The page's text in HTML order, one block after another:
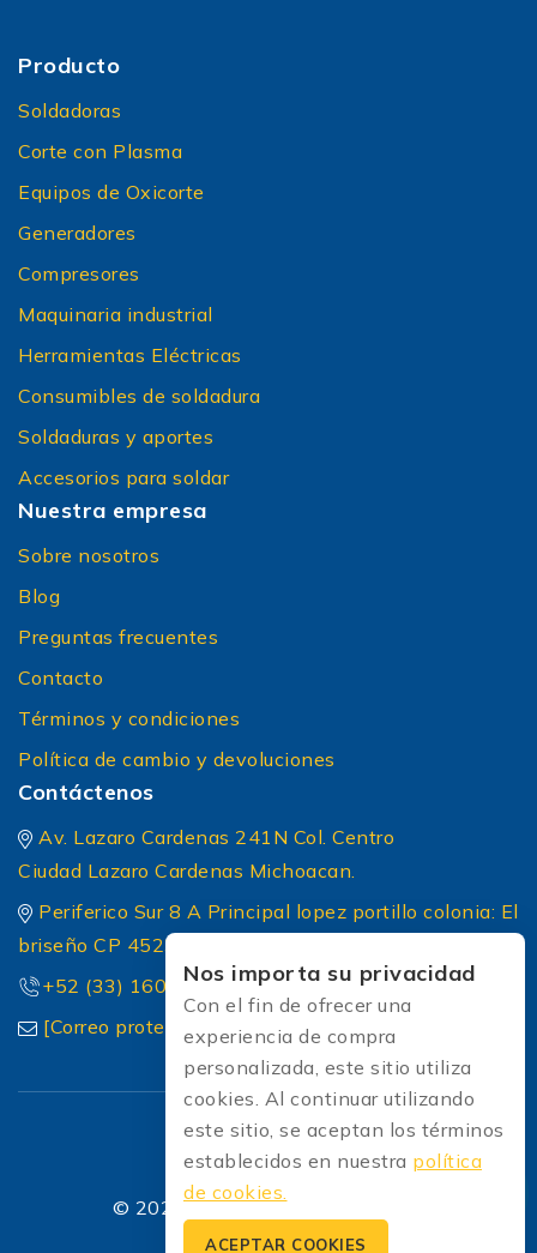
Producto
Soldadoras
Corte con Plasma
Equipos de Oxicorte
Generadores
Compresores
Maquinaria industrial
Herramientas Eléctricas
Consumibles de soldadura
Soldaduras y aportes
Accesorios para soldar
Nuestra empresa
Sobre nosotros
Blog
Preguntas frecuentes
Contacto
Términos y condiciones
Política de cambio y devoluciones
Contáctenos
Av. Lazaro Cardenas 241N Col. Centro
Ciudad Lazaro Cardenas Michoacan.
Periferico Sur 8 A Principal lopez portillo colonia: El
briseño CP 45236 Zapopan Jalisco
+52 (33) 1604 5032
[Correo protected]
© 2026 Soldadoras Soldaexpress
Nos importa su privacidad
Con el fin de ofrecer una
experiencia de compra
personalizada, este sitio utiliza
cookies. Al continuar utilizando
este sitio, se aceptan los términos
establecidos en nuestra política
de cookies.
ACEPTAR COOKIES